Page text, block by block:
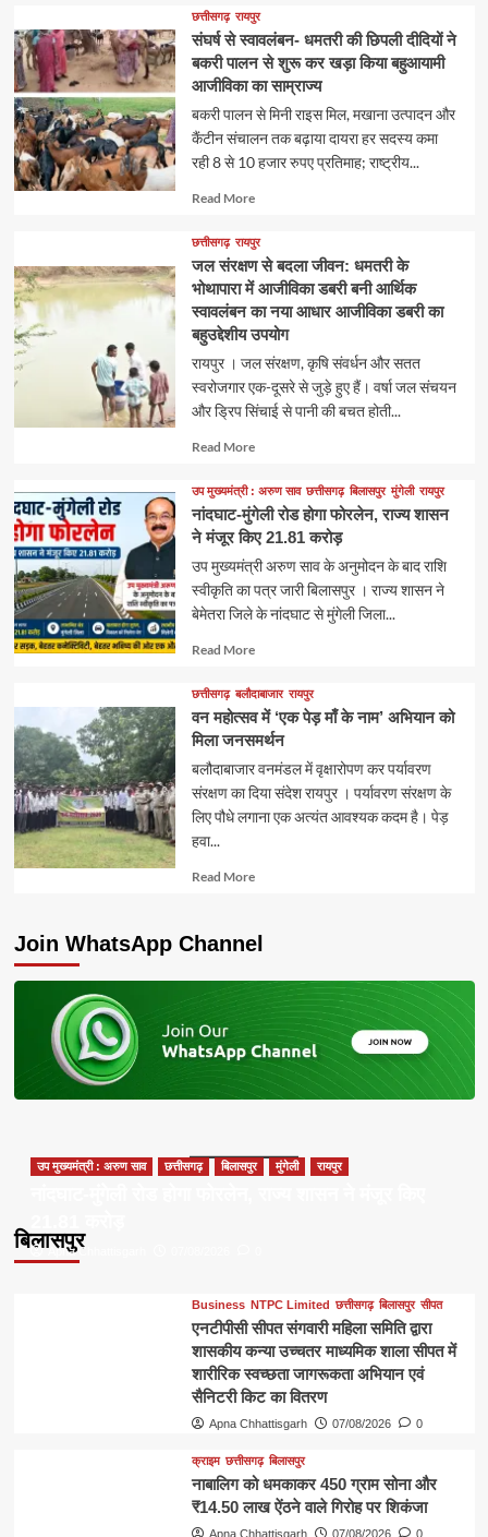
about
छत्तीसगढ़ रायपुर
संघर्ष से स्वावलंबन- धमतरी की छिपली दीदियों ने
बकरी पालन से शुरू कर खड़ा किया बहुआयामी
आजीविका का साम्राज्य
​बकरी पालन से मिनी राइस मिल, मखाना उत्पादन और
कैंटीन संचालन तक बढ़ाया दायरा ​हर सदस्य कमा
रही 8 से 10 हजार रुपए प्रतिमाह; राष्ट्रीय...
Read MoreRead
about
छत्तीसगढ़ रायपुर
जल संरक्षण से बदला जीवन: धमतरी के
भोथापारा में आजीविका डबरी बनी आर्थिक
स्वावलंबन का नया आधार आजीविका डबरी का
बहुउद्देशीय उपयोग
रायपुर । जल संरक्षण, कृषि संवर्धन और सतत
स्वरोजगार एक-दूसरे से जुड़े हुए हैं। वर्षा जल संचयन
और ड्रिप सिंचाई से पानी की बचत होती...
Read MoreRead
about
उप मुख्यमंत्री : अरुण साव छत्तीसगढ़ बिलासपुर मुंगेली रायपुर
नांदघाट-मुंगेली रोड होगा फोरलेन, राज्य शासन
ने मंजूर किए 21.81 करोड़
उप मुख्यमंत्री अरुण साव के अनुमोदन के बाद राशि
स्वीकृति का पत्र जारी बिलासपुर । राज्य शासन ने
बेमेतरा जिले के नांदघाट से मुंगेली जिला...
Read MoreRead
about
छत्तीसगढ़ बलौदाबाजार रायपुर
वन महोत्सव में ‘एक पेड़ माँ के नाम’ अभियान को
मिला जनसमर्थन
बलौदाबाजार वनमंडल में वृक्षारोपण कर पर्यावरण
संरक्षण का दिया संदेश रायपुर । पर्यावरण संरक्षण के
लिए पौधे लगाना एक अत्यंत आवश्यक कदम है। पेड़
हवा...
Read MoreRead
Join WhatsApp Channel
बिलासपुर
उप मुख्यमंत्री : अरुण साव छत्तीसगढ़ बिलासपुर मुंगेली रायपुर
Apna Chhattisgarh
Business NTPC Limited छत्तीसगढ़ बिलासपुर सीपत
एनटीपीसी सीपत संगवारी महिला समिति द्वारा
शासकीय कन्या उच्चतर माध्यमिक शाला सीपत में
शारीरिक स्वच्छता जागरूकता अभियान एवं
सैनिटरी किट का वितरण
Apna Chhattisgarh 07/08/2026 0
क्राइम छत्तीसगढ़ बिलासपुर
नाबालिग को धमकाकर 450 ग्राम सोना और
₹14.50 लाख ऐंठने वाले गिरोह पर शिकंजा
Apna Chhattisgarh 07/08/2026 0